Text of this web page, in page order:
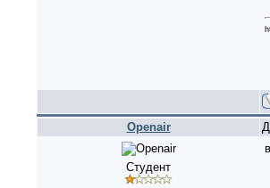
Openair
Студент